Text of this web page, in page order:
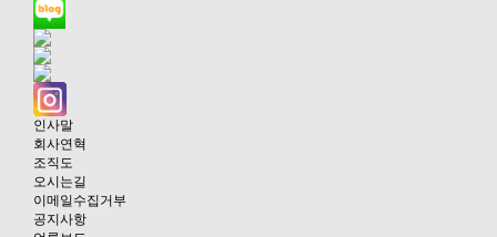
인사말
회사연혁
조직도
오시는길
이메일수집거부
공지사항